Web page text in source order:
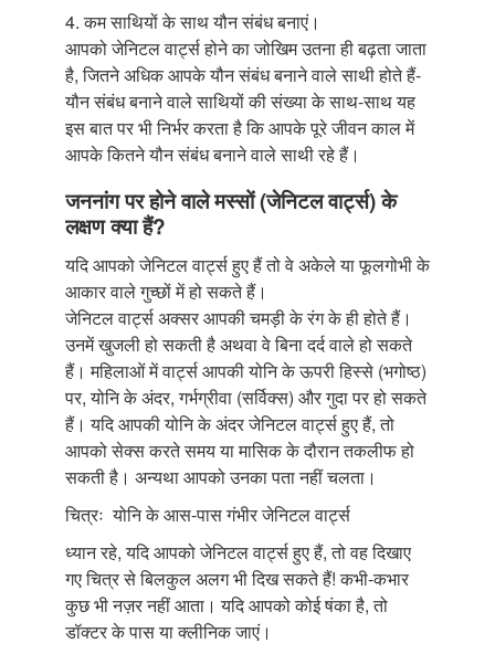
4. कम साथियों के साथ यौन संबंध बनाएं।
आपको जेनिटल वार्ट्स होने का जोखिम उतना ही बढ़ता जाता
है, जितने अधिक आपके यौन संबंध बनाने वाले साथी होते हैं-
यौन संबंध बनाने वाले साथियों की संख्या के साथ-साथ यह
इस बात पर भी निर्भर करता है कि आपके पूरे जीवन काल में
आपके कितने यौन संबंध बनाने वाले साथी रहे हैं।
जननांग पर होने वाले मस्सों (जेनिटल वार्ट्स) के
लक्षण क्या हैं?
यदि आपको जेनिटल वार्ट्स हुए हैं तो वे अकेले या फूलगोभी के
आकार वाले गुच्छों में हो सकते हैं।
जेनिटल वार्ट्स अक्सर आपकी चमड़ी के रंग के ही होते हैं।
उनमें खुजली हो सकती है अथवा वे बिना दर्द वाले हो सकते
हैं। महिलाओं में वार्ट्स आपकी योनि के ऊपरी हिस्से (भगोष्ठ)
पर, योनि के अंदर, गर्भग्रीवा (सर्विक्स) और गुदा पर हो सकते
हैं। यदि आपकी योनि के अंदर जेनिटल वार्ट्स हुए हैं, तो
आपको सेक्स करते समय या मासिक के दौरान तकलीफ हो
सकती है। अन्यथा आपको उनका पता नहीं चलता।
चित्रः योनि के आस-पास गंभीर जेनिटल वार्ट्स
ध्यान रहे, यदि आपको जेनिटल वार्ट्स हुए हैं, तो वह दिखाए
गए चित्र से बिलकुल अलग भी दिख सकते हैं! कभी-कभार
कुछ भी नज़र नहीं आता। यदि आपको कोई षंका है, तो
डॉक्टर के पास या क्लीनिक जाएं।